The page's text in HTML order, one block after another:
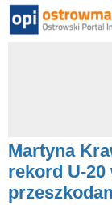
Martyna
rekord U-20